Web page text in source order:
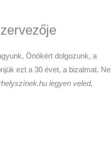
Önökért dolgozunk, a
ezt a 30 évet, a bizalmat. Ne
legyen veled,